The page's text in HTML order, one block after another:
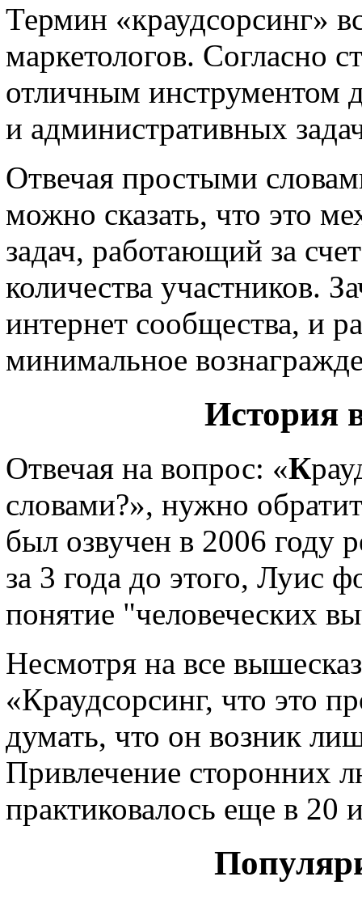
Термин «краудсорсинг»
маркетологов. Согласно
отличным инструментом
и административных
Отвечая простыми
можно сказать, что это
задач, работающий за
количества участников.
интернет сообщества, и
минимальное
История
Отвечая на вопрос: «К
словами?», нужно
был озвучен в 2006 году
за 3 года до этого, Луис
понятие "человеческих
Несмотря на все
«Краудсорсинг, что это
думать, что он возник
Привлечение сторонних
практиковалось еще в 20